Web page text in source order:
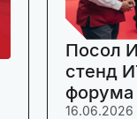
Посол
стенд
16.06.2026